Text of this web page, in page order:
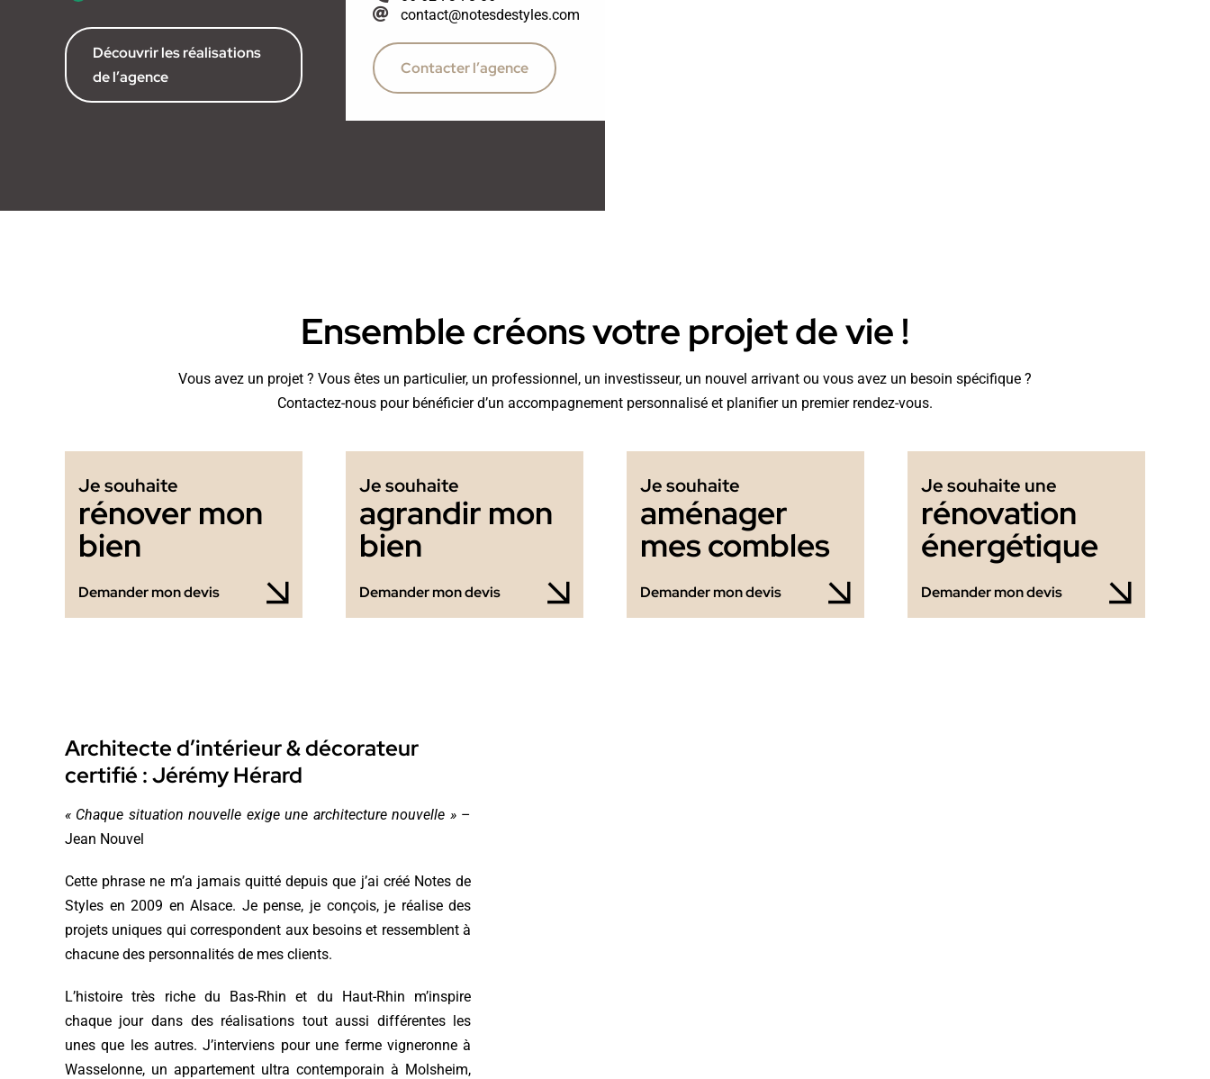
Découvrir les réalisations
de l’agence
contact@notesdestyles.com
Contacter l’agence
Ensemble créons votre projet de vie !
Vous avez un projet ? Vous êtes un particulier, un professionnel, un investisseur, un nouvel arrivant ou vous avez un besoin spécifique ?
Contactez-nous pour bénéficier d’un accompagnement personnalisé et planifier un premier rendez-vous.
Je souhaite
rénover mon
bien
Demander mon devis
Je souhaite
agrandir mon
bien
Demander mon devis
Je souhaite
aménager
mes combles
Demander mon devis
Je souhaite une
rénovation
énergétique
Demander mon devis
Architecte d’intérieur & décorateur
certifié : Jérémy Hérard
« Chaque situation nouvelle exige une architecture nouvelle »–
Jean Nouvel
Cette phrase ne m’a jamais quitté depuis que j’ai créé Notes de
Styles en 2009 en Alsace. Je pense, je conçois, je réalise des
projets uniques qui correspondent aux besoins et ressemblent à
chacune des personnalités de mes clients.
L’histoire très riche du Bas-Rhin et du Haut-Rhin m’inspire
chaque jour dans des réalisations tout aussi différentes les
unes que les autres. J’interviens pour une ferme vigneronne à
Wasselonne, un appartement ultra contemporain à Molsheim,